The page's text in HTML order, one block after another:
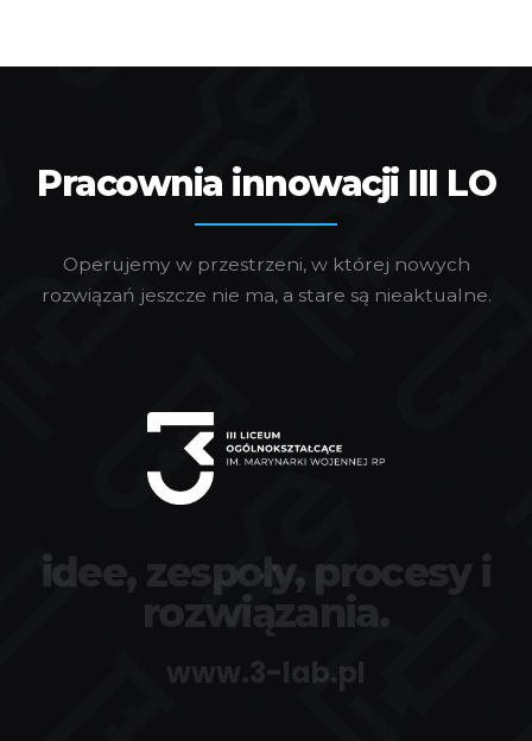
Pracownia innowacji III LO
Operujemy w przestrzeni, w której nowych
rozwiązań jeszcze nie ma, a stare są nieaktualne.
idee, zespoły, procesy i
rozwiązania.
www.3-lab.pl